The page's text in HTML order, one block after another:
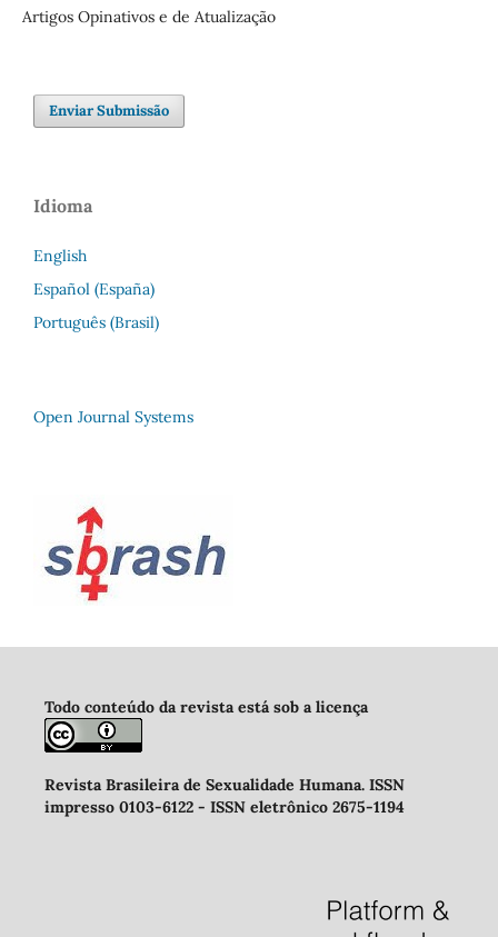
Artigos Opinativos e de Atualização
Enviar Submissão
Idioma
English
Español (España)
Português (Brasil)
Open Journal Systems
Todo conteúdo da revista está sob a licença
Revista Brasileira de Sexualidade Humana. ISSN
impresso 0103-6122 - ISSN eletrônico 2675-1194